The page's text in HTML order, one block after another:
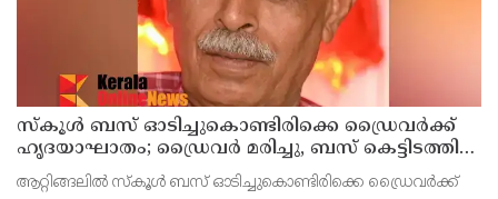
സ്കൂൾ ബസ് ഓടിച്ചുകൊണ്ടിരിക്കെ ഡ്രൈവർക്ക്
ഹൃദയാഘാതം; ഡ്രൈവർ മരിച്ചു, ബസ് കെട്ടിടത്തിൽ
ഇടിച്ചുനിന്നു; രണ്ട് കുട്ടികൾക്ക് പരിക്ക്
ആറ്റിങ്ങലിൽ സ്കൂൾ ബസ് ഓടിച്ചുകൊണ്ടിരിക്കെ ഡ്രൈവർക്ക്